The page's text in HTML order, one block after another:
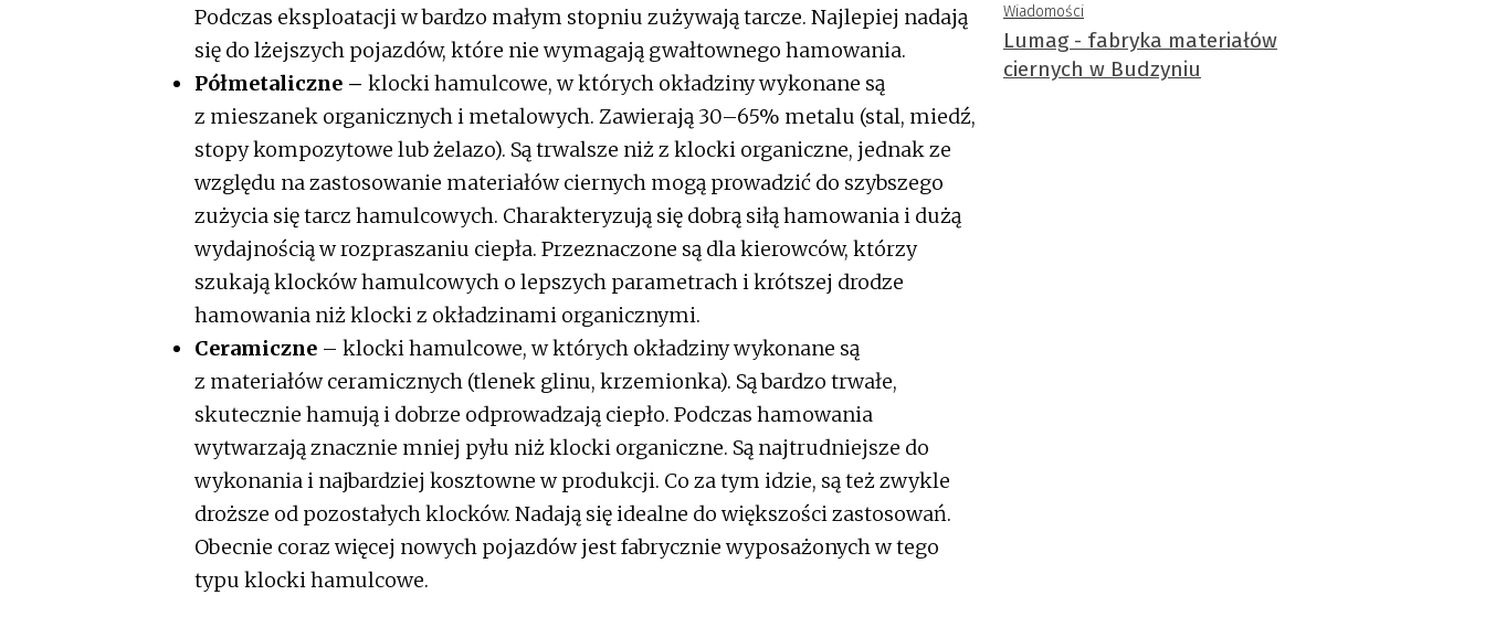
Podczas eksploatacji w bardzo małym stopniu zużywają tarcze. Najlepiej nadają
się do lżejszych pojazdów, które nie wymagają gwałtownego hamowania.
Półmetaliczne – klocki hamulcowe, w których okładziny wykonane są
z mieszanek organicznych i metalowych. Zawierają 30–65% metalu (stal, miedź,
stopy kompozytowe lub żelazo). Są trwalsze niż z klocki organiczne, jednak ze
względu na zastosowanie materiałów ciernych mogą prowadzić do szybszego
zużycia się tarcz hamulcowych. Charakteryzują się dobrą siłą hamowania i dużą
wydajnością w rozpraszaniu ciepła. Przeznaczone są dla kierowców, którzy
szukają klocków hamulcowych o lepszych parametrach i krótszej drodze
hamowania niż klocki z okładzinami organicznymi.
Ceramiczne – klocki hamulcowe, w których okładziny wykonane są
z materiałów ceramicznych (tlenek glinu, krzemionka). Są bardzo trwałe,
skutecznie hamują i dobrze odprowadzają ciepło. Podczas hamowania
wytwarzają znacznie mniej pyłu niż klocki organiczne. Są najtrudniejsze do
wykonania i najbardziej kosztowne w produkcji. Co za tym idzie, są też zwykle
droższe od pozostałych klocków. Nadają się idealne do większości zastosowań.
Obecnie coraz więcej nowych pojazdów jest fabrycznie wyposażonych w tego
typu klocki hamulcowe.
Wiadomości
Lumag - fabryka materiałów
ciernych w Budzyniu